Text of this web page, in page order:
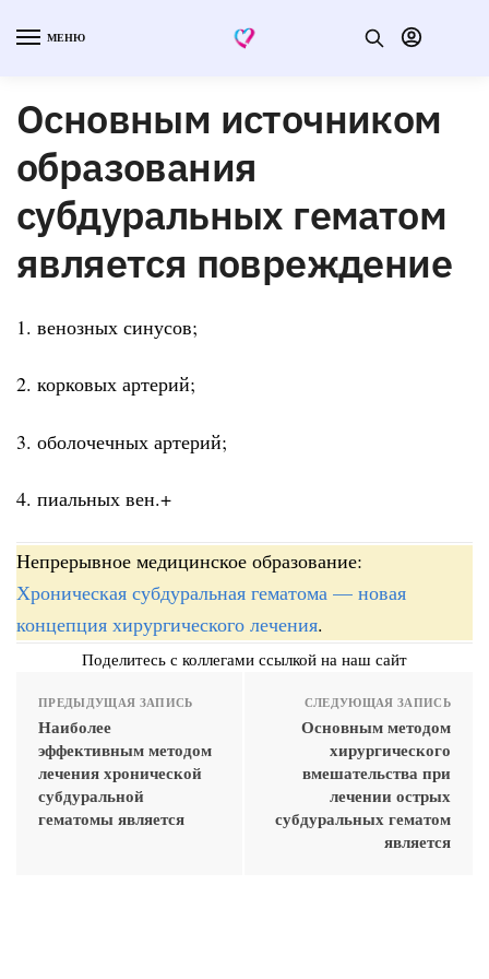
МЕНЮ
Основным источником
образования
субдуральных гематом
является повреждение
1. венозных синусов;
2. корковых артерий;
3. оболочечных артерий;
4. пиальных вен.+
Непрерывное медицинское образование:
Хроническая субдуральная гематома — новая
концепция хирургического лечения.
Поделитесь с коллегами ссылкой на наш сайт
ПРЕДЫДУЩАЯ ЗАПИСЬ
Наиболее
эффективным методом
лечения хронической
субдуральной
гематомы является
СЛЕДУЮЩАЯ ЗАПИСЬ
Основным методом
хирургического
вмешательства при
лечении острых
субдуральных гематом
является